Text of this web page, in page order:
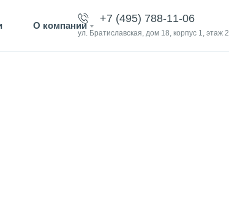
О компании
+7 (495) 788-11-06
ул. Братиславская, дом 18, корпус 1, этаж 2